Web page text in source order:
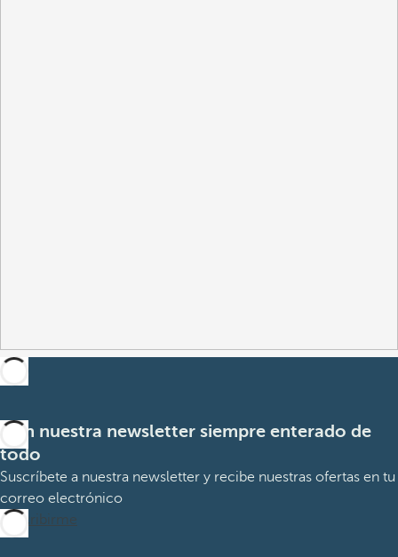
Con nuestra newsletter siempre enterado de
todo
Suscríbete a nuestra newsletter y recibe nuestras ofertas en tu
correo electrónico
Suscribirme